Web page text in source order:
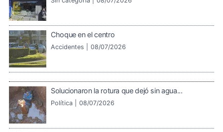
Choque en el centro
Accidentes | 08/07/2026
Solucionaron la rotura que dejó sin agua...
Política | 08/07/2026